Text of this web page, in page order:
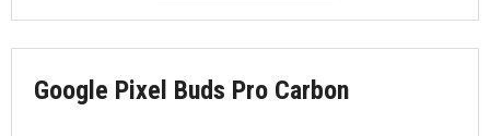
Google Pixel Buds Pro Carbon